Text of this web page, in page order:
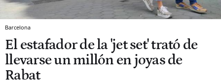
Barcelona
El estafador de la 'jet set' trató de
llevarse un millón en joyas de
Rabat